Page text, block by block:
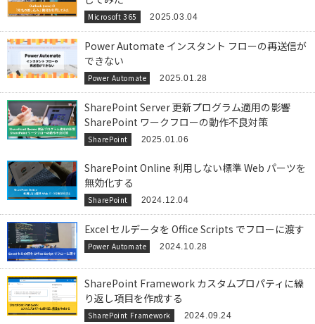
Microsoft 365 2025.03.04
Power Automate インスタント フローの再送信が
できない
Power Automate 2025.01.28
SharePoint Server 更新プログラム適用の影響
SharePoint ワークフローの動作不良対策
SharePoint 2025.01.06
SharePoint Online 利用しない標準 Web パーツを
無効化する
SharePoint 2024.12.04
Excel セルデータを Office Scripts でフローに渡す
Power Automate 2024.10.28
SharePoint Framework カスタムプロパティに繰
り返し項目を作成する
SharePoint Framework 2024.09.24